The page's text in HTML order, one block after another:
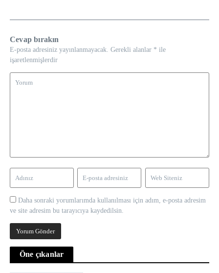
Cevap bırakın
E-posta adresiniz yayınlanmayacak. Gerekli alanlar * ile
işaretlenmişlerdir
Daha sonraki yorumlarımda kullanılması için adım, e-posta adresim
ve site adresim bu tarayıcıya kaydedilsin.
Öne çıkanlar